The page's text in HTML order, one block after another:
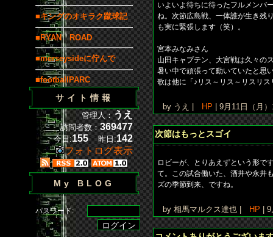
■キングのオキラク蹴球記
■RYAN ROAD
■merseysideに佇んで
■footballPARC
サイト情報
管理人：うえ
訪問者数：369477
今日:155 昨日:142
フォトログ表示
My BLOG
パスワード:
いよいよ待ちに待ったフルメンバ
ね。次節広島戦、一体誰が生き残
も実に緊張します（笑）。
宮本みなみさん
山田キャプテン、大宮戦は久々の
暑い中で頑張って動いていたと思
歌は他に「♪リス～リス～リスリ
by うえ | HP | 9月11日（月
次節はもっとスゴイ
ロビーが、とりあえずという形で
て。この試合働いた、酒井や永井
ズの季節到来、ですね。
by 相馬マルクス達也 | HP |